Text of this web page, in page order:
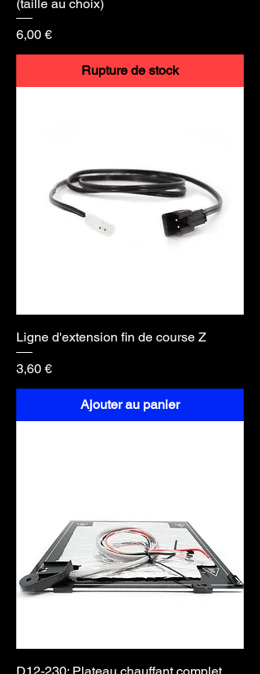
(taille au choix)
Prix
6,00 €
Rupture de stock
Ligne d'extension fin de course Z
Prix
3,60 €
Ajouter au panier